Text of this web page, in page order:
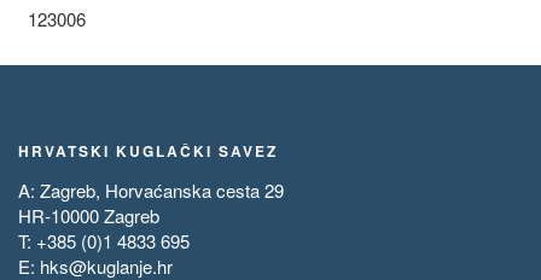
123006
HRVATSKI KUGLAČKI SAVEZ
A: Zagreb, Horvaćanska cesta 29
HR-10000 Zagreb
T: +385 (0)1 4833 695
E: hks@kuglanje.hr